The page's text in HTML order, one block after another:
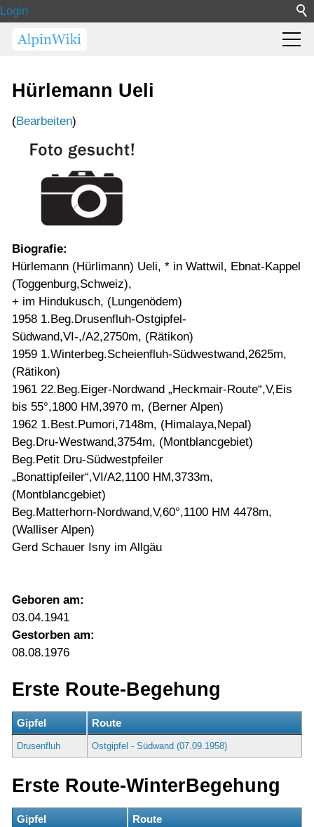
Login
Hürlemann Ueli
(Bearbeiten)
Biografie:
Hürlemann (Hürlimann) Ueli, * in Wattwil, Ebnat-Kappel
(Toggenburg,Schweiz),
+ im Hindukusch, (Lungenödem)
1958 1.Beg.Drusenfluh-Ostgipfel-
Südwand,VI-,/A2,2750m, (Rätikon)
1959 1.Winterbeg.Scheienfluh-Südwestwand,2625m,
(Rätikon)
1961 22.Beg.Eiger-Nordwand „Heckmair-Route“,V,Eis
bis 55°,1800 HM,3970 m, (Berner Alpen)
1962 1.Best.Pumori,7148m, (Himalaya,Nepal)
Beg.Dru-Westwand,3754m, (Montblancgebiet)
Beg.Petit Dru-Südwestpfeiler
„Bonattipfeiler“,VI/A2,1100 HM,3733m,
(Montblancgebiet)
Beg.Matterhorn-Nordwand,V,60°,1100 HM 4478m,
(Walliser Alpen)
Gerd Schauer Isny im Allgäu
Geboren am:
03.04.1941
Gestorben am:
08.08.1976
Erste Route-Begehung
Gipfel Route
Drusenfluh Ostgipfel - Südwand (07.09.1958)
Erste Route-WinterBegehung
Gipfel Route